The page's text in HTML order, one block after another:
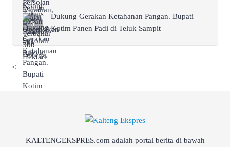
Dukung Gerakan Ketahanan Pangan. Bupati
Kotim Panen Padi di Teluk Sampit
<
KALTENGEKSPRES.com adalah portal berita di bawah